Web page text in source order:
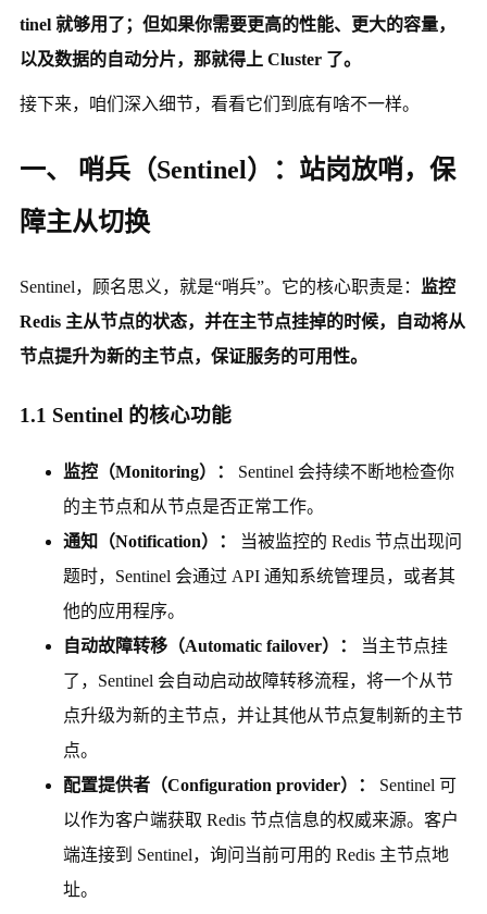
tinel 就够用了；但如果你需要更高的性能、更大的容量，
以及数据的自动分片，那就得上 Cluster 了。
接下来，咱们深入细节，看看它们到底有啥不一样。
一、 哨兵（Sentinel）：站岗放哨，保
障主从切换
Sentinel，顾名思义，就是“哨兵”。它的核心职责是：
监控
Redis 主从节点的状态，并在主节点挂掉的时候，自动将从
节点提升为新的主节点，保证服务的可用性。
1.1 Sentinel 的核心功能
监控（Monitoring）：
Sentinel 会持续不断地检查你
的主节点和从节点是否正常工作。
通知（Notification）：
当被监控的 Redis 节点出现问
题时，Sentinel 会通过 API 通知系统管理员，或者其
他的应用程序。
自动故障转移（Automatic failover）：
当主节点挂
了，Sentinel 会自动启动故障转移流程，将一个从节
点升级为新的主节点，并让其他从节点复制新的主节
点。
配置提供者（Configuration provider）：
Sentinel 可
以作为客户端获取 Redis 节点信息的权威来源。客户
端连接到 Sentinel，询问当前可用的 Redis 主节点地
址。